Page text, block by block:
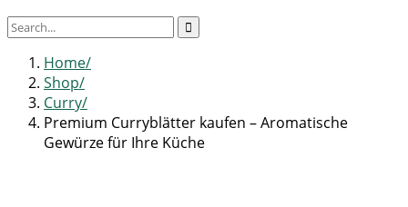
Home
Shop
Curry
Premium Curryblätter kaufen – Aromatische
Gewürze für Ihre Küche